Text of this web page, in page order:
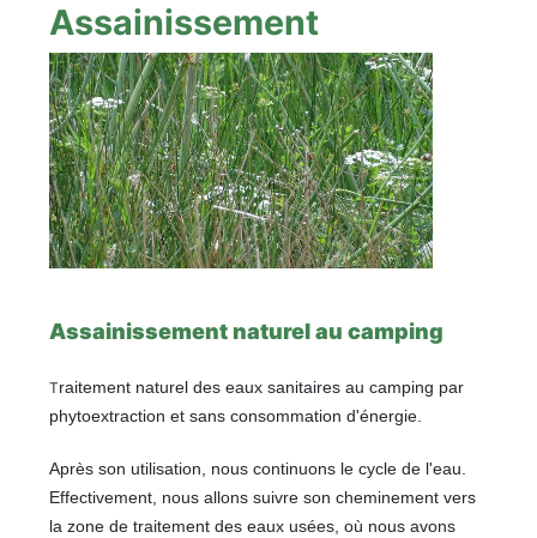
Assainissement
Assainissement naturel au camping
Traitement naturel des eaux sanitaires au camping par
phytoextraction et sans consommation d'énergie.
Après son utilisation, nous continuons le cycle de l'eau.
Effectivement, nous allons suivre son cheminement vers
la zone de traitement des eaux usées, où nous avons